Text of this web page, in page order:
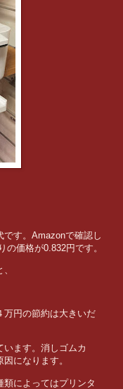
す。Amazonで確認し
価格が0.832円です。
万円の節約は大きいだ
ます。消しゴムカ
になります。
によってはプリンタ